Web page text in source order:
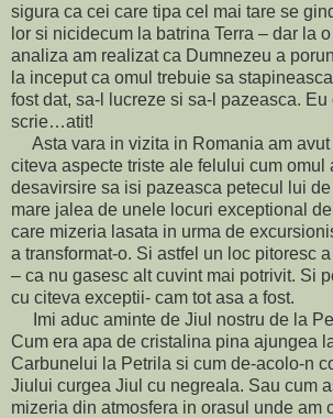
sigura ca cei care tipa cel mai tare se
lor si nicidecum la batrina Terra – dar la
analiza am realizat ca Dumnezeu a
la inceput ca omul trebuie sa
fost dat, sa-l lucreze si sa-l pazeasca. Eu
scrie…atit!
Asta vara in vizita in Romania am avut
citeva aspecte triste ale felului cum omul
desavirsire sa isi pazeasca petecul lui
mare jalea de unele locuri exceptional
care mizeria lasata in urma de
a transformat-o. Si astfel un loc pitoresc
– ca nu gasesc alt cuvint mai potrivit. Si
cu citeva exceptii- cam tot asa a fost.
Imi aduc aminte de Jiul nostru de la
Cum era apa de cristalina pina ajungea
Carbunelui la Petrila si cum de-acolo-n
Jiului curgea Jiul cu negreala. Sau cum
mizeria din atmosfera in orasul unde am